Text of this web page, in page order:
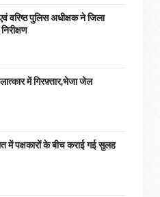
वरिष्ठ पुलिस अधीक्षक ने जिला
में गिरफ़्तार,भेजा जेल
में पक्षकारों के बीच कराई गई सुलह